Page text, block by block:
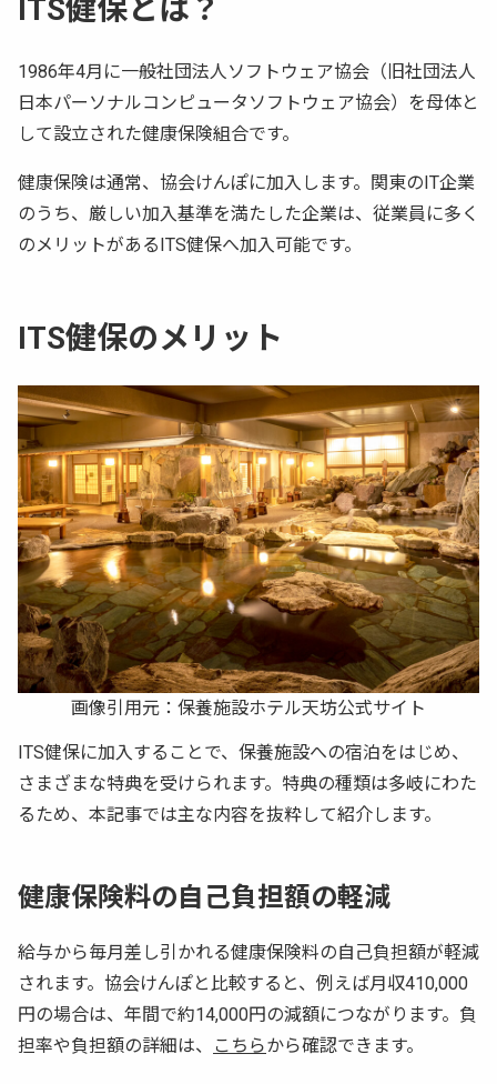
ITS健保とは？
1986年4月に一般社団法人ソフトウェア協会（旧社団法人
日本パーソナルコンピュータソフトウェア協会）を母体と
して設立された健康保険組合です。
健康保険は通常、協会けんぽに加入します。関東のIT企業
のうち、厳しい加入基準を満たした企業は、従業員に多く
のメリットがあるITS健保へ加入可能です。
ITS健保のメリット
画像引用元： 保養施設ホテル天坊公式サイト
ITS健保に加入することで、保養施設への宿泊をはじめ、
さまざまな特典を受けられます。特典の種類は多岐にわた
るため、本記事では主な内容を抜粋して紹介します。
健康保険料の自己負担額の軽減
給与から毎月差し引かれる健康保険料の自己負担額が軽減
されます。協会けんぽと比較すると、例えば月収410,000
円の場合は、年間で約14,000円の減額につながります。負
担率や負担額の詳細は、
こちらから確認できます。